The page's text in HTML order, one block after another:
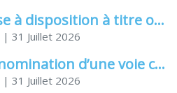
2026-057 Mise à disposition à titre onéreux des salles communales
| 31 Juillet 2026
2026-058 Dénomination d’une voie communale
| 31 Juillet 2026